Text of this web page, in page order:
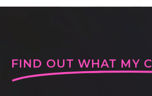
FIND OUT WHAT MY